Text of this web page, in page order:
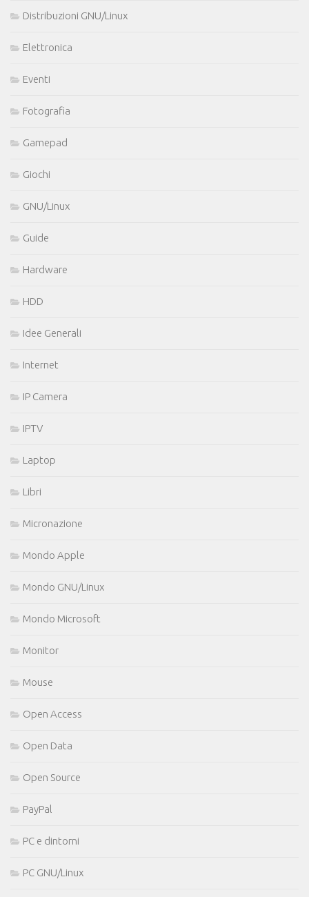
Distribuzioni GNU/Linux
Elettronica
Eventi
Fotografia
Gamepad
Giochi
GNU/Linux
Guide
Hardware
HDD
Idee Generali
Internet
IP Camera
IPTV
Laptop
Libri
Micronazione
Mondo Apple
Mondo GNU/Linux
Mondo Microsoft
Monitor
Mouse
Open Access
Open Data
Open Source
PayPal
PC e dintorni
PC GNU/Linux